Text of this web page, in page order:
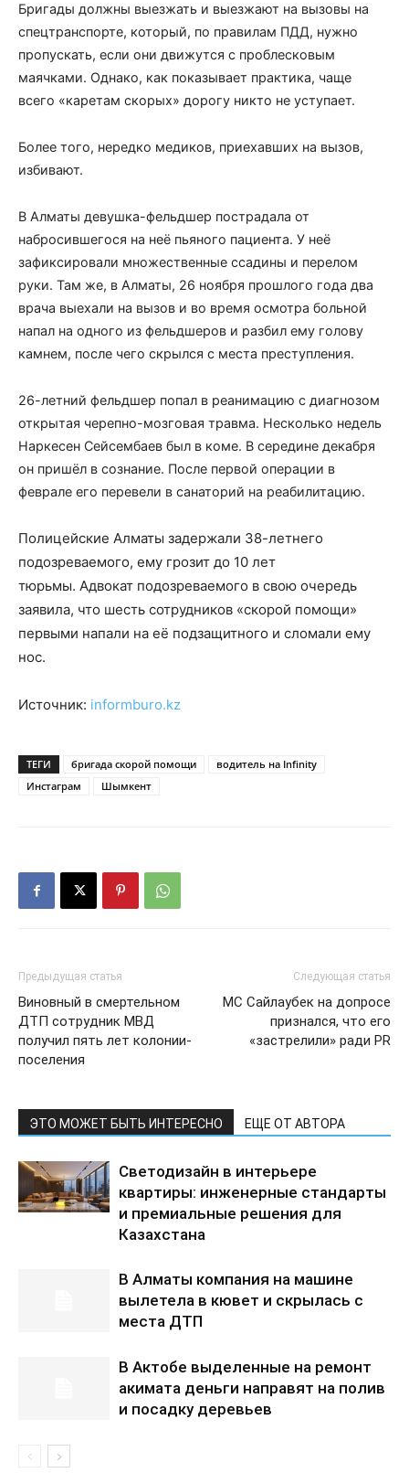
Бригады должны выезжать и выезжают на вызовы на
спецтранспорте, который, по правилам ПДД, нужно
пропускать, если они движутся с проблесковым
маячками. Однако, как показывает практика, чаще
всего «каретам скорых» дорогу никто не уступает.
Более того, нередко медиков, приехавших на вызов,
избивают.
В Алматы девушка-фельдшер пострадала от
набросившегося на неё пьяного пациента. У неё
зафиксировали множественные ссадины и перелом
руки. Там же, в Алматы, 26 ноября прошлого года два
врача выехали на вызов и во время осмотра больной
напал на одного из фельдшеров и разбил ему голову
камнем, после чего скрылся с места преступления.
26-летний фельдшер попал в реанимацию с диагнозом
открытая черепно-мозговая травма. Несколько недель
Наркесен Сейсембаев был в коме. В середине декабря
он пришёл в сознание. После первой операции в
феврале его перевели в санаторий на реабилитацию.
Полицейские Алматы задержали 38-летнего
подозреваемого, ему грозит до 10 лет
тюрьмы. Адвокат подозреваемого в свою очередь
заявила, что шесть сотрудников «скорой помощи»
первыми напали на её подзащитного и сломали ему
нос.
Источник: informburo.kz
ТЕГИ бригада скорой помощи
водитель на Infinity
Инстаграм
Шымкент
Предыдущая статья
Виновный в смертельном
ДТП сотрудник МВД
получил пять лет колонии-
поселения
Следующая статья
MC Сайлаубек на допросе
признался, что его
«застрелили» ради PR
ЭТО МОЖЕТ БЫТЬ ИНТЕРЕСНО ЕЩЕ ОТ АВТОРА
Светодизайн в интерьере
квартиры: инженерные стандарты
и премиальные решения для
Казахстана
В Алматы компания на машине
вылетела в кювет и скрылась с
места ДТП
В Актобе выделенные на ремонт
акимата деньги направят на полив
и посадку деревьев